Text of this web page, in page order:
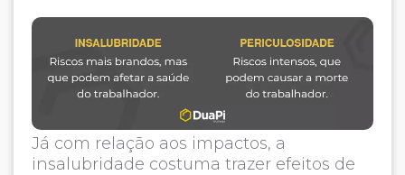
Já com relação aos impactos, a
insalubridade costuma trazer efeitos de